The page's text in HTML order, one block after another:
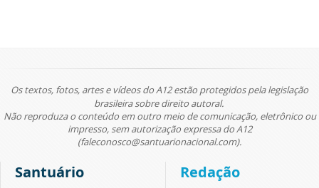
Os textos, fotos, artes e vídeos do A12 estão protegidos pela legislação
brasileira sobre direito autoral.
Não reproduza o conteúdo em outro meio de comunicação, eletrônico ou
impresso, sem autorização expressa do A12
(faleconosco@santuarionacional.com).
Santuário Redação